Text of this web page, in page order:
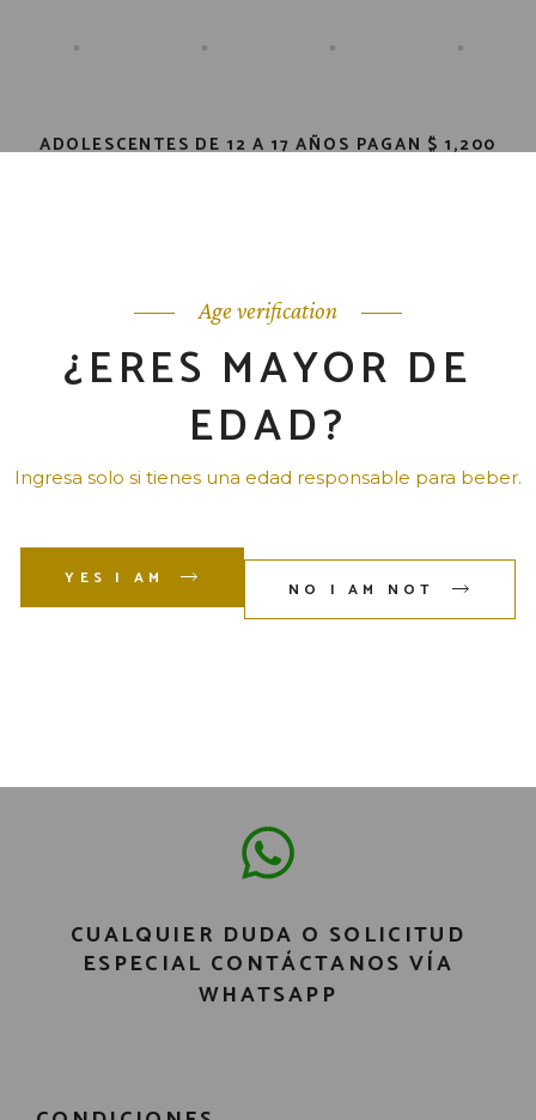
Age verification
¿ERES MAYOR DE
EDAD?
Ingresa solo si tienes una edad responsable para beber.
YES I AM
NO I AM NOT
ADOLESCENTES DE 12 A 17 AÑOS PAGAN $ 1,200
*Se debe completar un mínimo de 6 adultos sin
contar menores de edad.
CUALQUIER DUDA O SOLICITUD
ESPECIAL CONTÁCTANOS VÍA
WHATSAPP